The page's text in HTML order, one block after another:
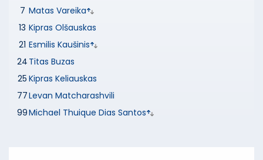
7 Matas Vareika
13 Kipras Olšauskas
21 Esmilis Kaušinis
24 Titas Buzas
25 Kipras Keliauskas
77Levan Matcharashvili
99Michael Thuique Dias Santos